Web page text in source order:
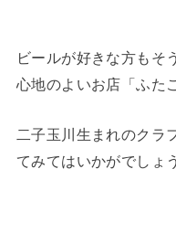
ビールが好きな方もそ
心地のよいお店「ふた
二子玉川生まれのクラ
てみてはいかがでしょ